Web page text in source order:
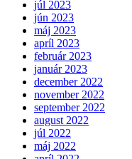
júl 2023
jún 2023
máj 2023
apríl 2023
február 2023
január 2023
december 2022
november 2022
september 2022
august 2022
júl 2022
máj 2022